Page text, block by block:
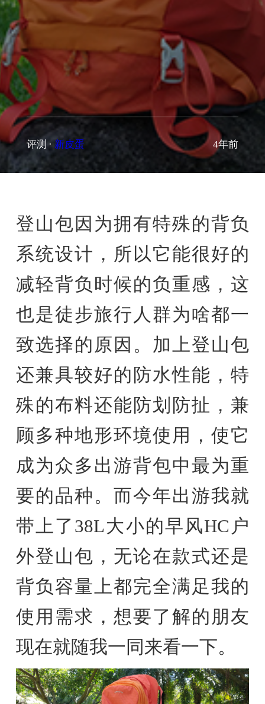
评测 · 新皮蛋 4年前
登山包因为拥有特殊的背负
系统设计，所以它能很好的
减轻背负时候的负重感，这
也是徒步旅行人群为啥都一
致选择的原因。加上登山包
还兼具较好的防水性能，特
殊的布料还能防划防扯，兼
顾多种地形环境使用，使它
成为众多出游背包中最为重
要的品种。而今年出游我就
带上了38L大小的早风HC户
外登山包，无论在款式还是
背负容量上都完全满足我的
使用需求，想要了解的朋友
现在就随我一同来看一下。